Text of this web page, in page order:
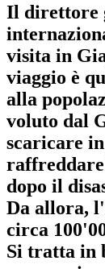
Il direttore
visita in
viaggio è
alla
voluto dal
scaricare
dopo il
Da allora,
circa
Si tratta in